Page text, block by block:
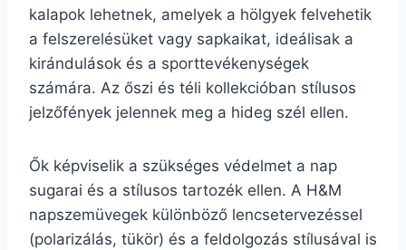
kalapok lehetnek, amelyek a hölgyek felvehetik
a felszerelésüket vagy sapkaikat, ideálisak a
kirándulások és a sporttevékenységek
számára. Az őszi és téli kollekcióban stílusos
jelzőfények jelennek meg a hideg szél ellen.
Ők képviselik a szükséges védelmet a nap
sugarai és a stílusos tartozék ellen. A H&M
napszemüvegek különböző lencsetervezéssel
(polarizálás, tükör) és a feldolgozás stílusával is